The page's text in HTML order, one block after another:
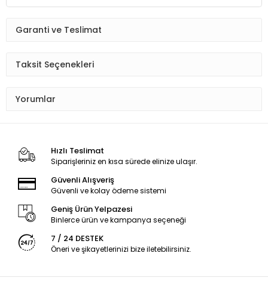
Garanti ve Teslimat
Taksit Seçenekleri
Yorumlar
Hızlı Teslimat
Siparişleriniz en kısa sürede elinize ulaşır.
Güvenli Alışveriş
Güvenli ve kolay ödeme sistemi
Geniş Ürün Yelpazesi
Binlerce ürün ve kampanya seçeneği
7 / 24 DESTEK
Öneri ve şikayetlerinizi bize iletebilirsiniz.